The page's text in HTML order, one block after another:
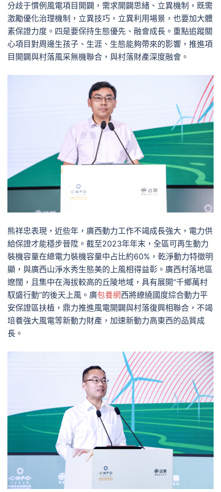
分歧于慣例風電項目開闢，需求開闢思緒、立異機制，既需
激勵優化治理機制，立異技巧，立異利用場景，也要加大體
素保證力度。四是要保持生態優先、融會成長。重點追蹤關
心項目對周邊生孩子、生涯、生態能夠帶來的影響，推進項
目開闢與村落風采無機聯合，與村落財產深度融會。
熊祥忠表現，近些年，廣西動力工作不竭成長強大，電力供
給保證才能穩步晉陞。截至2023年年末，全區可再生動力
裝機容量在總電力裝機容量中占比約60%，乾淨動力特徵明
顯，與廣西山淨水秀生態美的上風相得益彰。廣西村落地區
遼闊，且集中在海拔較高的丘陵地域，具有展開“千鄉萬村
馭盛行動”的後天上風。廣包養網西將繚繞國度綜合動力平
安保證區扶植，鼎力推進風電開闢與村落復興相聯合，不竭
培養強大風電等新動力財產，加速新動力高東西的品質成
長。